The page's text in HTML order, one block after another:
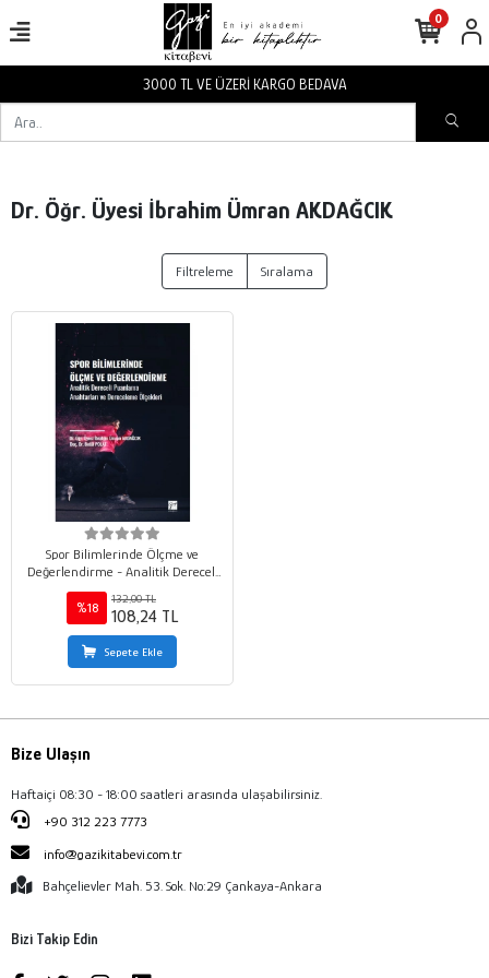
3000 TL VE ÜZERİ KARGO BEDAVA
0
Dr. Öğr. Üyesi İbrahim Ümran AKDAĞCIK
Filtreleme Sıralama
Spor Bilimlerinde Ölçme ve
Değerlendirme - Analitik Dereceli
Puanlama Anahtarları ve
Dereceleme Ölçekleri
%18
132,00 TL
108,24 TL
Sepete Ekle
Bize Ulaşın
Haftaiçi 08:30 - 18:00 saatleri arasında ulaşabilirsiniz.
+90 312 223 7773
info@gazikitabevi.com.tr
Bahçelievler Mah. 53. Sok. No:29 Çankaya-Ankara
Bizi Takip Edin